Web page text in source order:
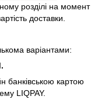
розділі на момент
доставки.
варіантами:
банківською картою
LIQPAY.